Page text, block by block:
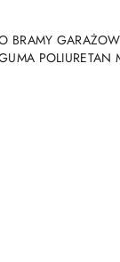
BRAMY
POLIURETAN